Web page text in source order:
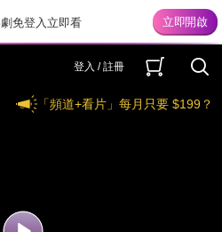
免登入立即看
登入 / 註冊
「頻道+看片」每月只要 $199？